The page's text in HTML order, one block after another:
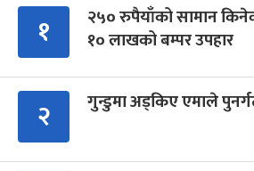
१
२५० रुपैयाँको सामान
१० लाखको बम्पर उपहार
२ गुन्डुमा अड्किए एमाले